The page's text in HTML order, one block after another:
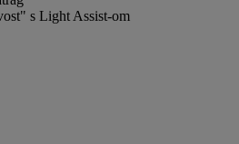
s Light Assist-om